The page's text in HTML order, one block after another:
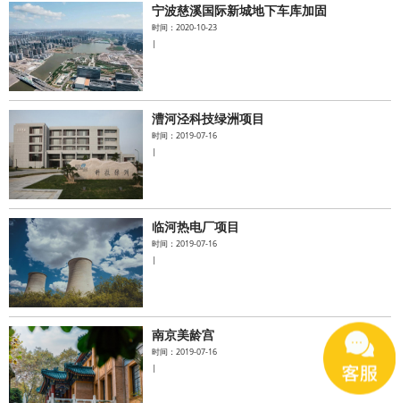
宁波慈溪国际新城地下车库加固
时间：2020-10-23
|
漕河泾科技绿洲项目
时间：2019-07-16
|
临河热电厂项目
时间：2019-07-16
|
南京美龄宫
时间：2019-07-16
|